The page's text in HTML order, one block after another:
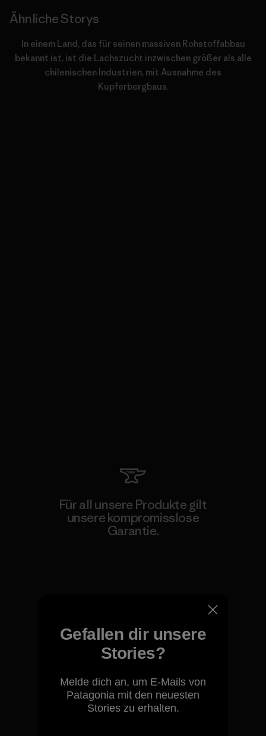
Ähnliche Storys
In einem Land, das für seinen massiven Rohstoffabbau
bekannt ist, ist die Lachszucht inzwischen größer als alle
chilenischen Industrien, mit Ausnahme des
Kupferbergbaus.
Für all unsere Produkte gilt
unsere kompromisslose
Garantie.
Wir übernehmen
Verantwortung für unsere
Unser Fußabdruck
Gefallen dir unsere
Stories?
Melde dich an, um E-Mails von
Patagonia mit den neuesten
Stories zu erhalten.